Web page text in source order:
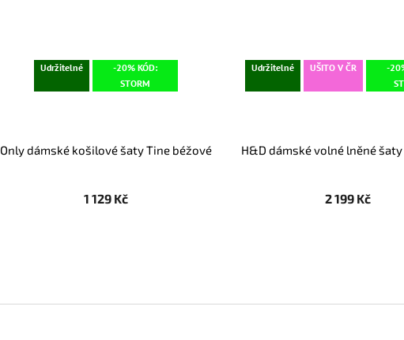
Udržitelné
-20% KÓD:
STORM
Only dámské košilové šaty Tine béžové
1 129 Kč
Udržitelné UŠITO V ČR
-
H&D dámské volné lněné
2 199 Kč